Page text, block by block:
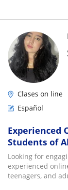
Clases on line
Español
Experienced
Students of
Looking for
experienced
teenagers, and